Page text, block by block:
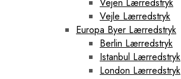
Vejle Lærredstryk
Europa Byer Lærredstryk
Berlin Lærredstryk
Istanbul Lærredstryk
London Lærredstryk